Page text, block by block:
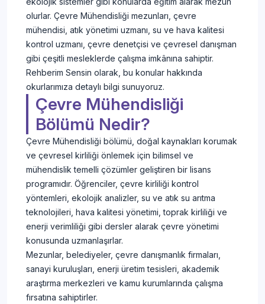
olurlar. Çevre Mühendisliği mezunları, çevre
mühendisi, atık yönetimi uzmanı, su ve hava kalitesi
kontrol uzmanı, çevre denetçisi ve çevresel danışman
gibi çeşitli mesleklerde çalışma imkânına sahiptir.
Rehberim Sensin olarak, bu konular hakkında
okurlarımıza detaylı bilgi sunuyoruz.
Çevre Mühendisliği
Bölümü Nedir?
Çevre Mühendisliği bölümü, doğal kaynakları korumak
ve çevresel kirliliği önlemek için bilimsel ve
mühendislik temelli çözümler geliştiren bir lisans
programıdır. Öğrenciler, çevre kirliliği kontrol
yöntemleri, ekolojik analizler, su ve atık su arıtma
teknolojileri, hava kalitesi yönetimi, toprak kirliliği ve
enerji verimliliği gibi dersler alarak çevre yönetimi
konusunda uzmanlaşırlar.
Mezunlar, belediyeler, çevre danışmanlık firmaları,
sanayi kuruluşları, enerji üretim tesisleri, akademik
araştırma merkezleri ve kamu kurumlarında çalışma
fırsatına sahiptirler.